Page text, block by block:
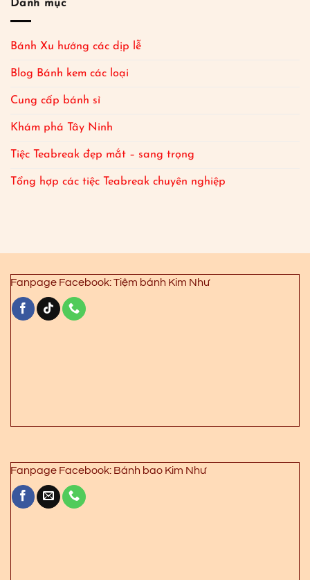
Danh mục
Bánh Xu hướng các dịp lễ
Blog Bánh kem các loại
Cung cấp bánh sỉ
Khám phá Tây Ninh
Tiệc Teabreak đẹp mắt – sang trọng
Tổng hợp các tiệc Teabreak chuyên nghiệp
Fanpage Facebook: Tiệm bánh Kim Như
Fanpage Facebook: Bánh bao Kim Như